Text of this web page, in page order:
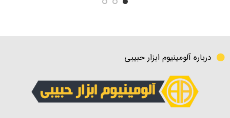
درباره آلومینیوم ابزار حبیبی